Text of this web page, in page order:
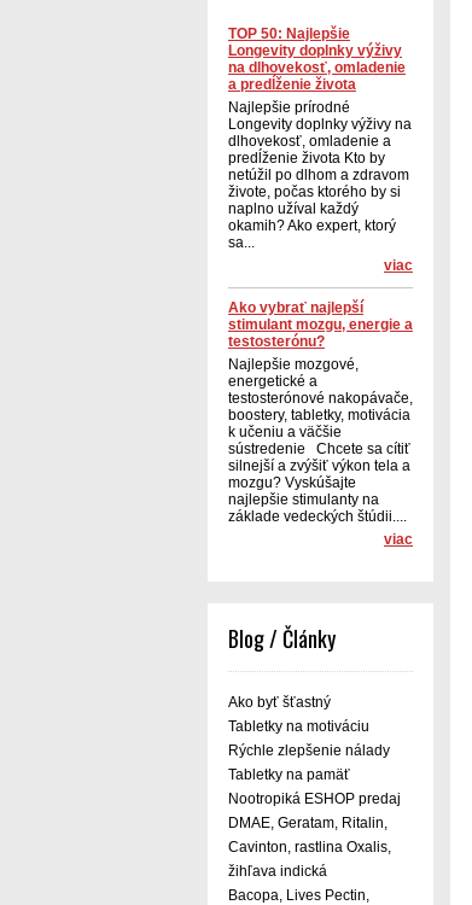
TOP 50: Najlepšie
Longevity doplnky výživy
na dlhovekosť, omladenie
a predĺženie života
Najlepšie prírodné
Longevity doplnky výživy na
dlhovekosť, omladenie a
predĺženie života Kto by
netúžil po dlhom a zdravom
živote, počas ktorého by si
naplno užíval každý
okamih? Ako expert, ktorý
sa...
viac
Ako vybrať najlepší
stimulant mozgu, energie a
testosterónu?
Najlepšie mozgové,
energetické a
testosterónové nakopávače,
boostery, tabletky, motivácia
k učeniu a väčšie
sústredenie Chcete sa cítiť
silnejší a zvýšiť výkon tela a
mozgu? Vyskúšajte
najlepšie stimulanty na
základe vedeckých štúdii....
viac
Blog / Články
Ako byť šťastný
Tabletky na motiváciu
Rýchle zlepšenie nálady
Tabletky na pamäť
Nootropiká ESHOP predaj
DMAE, Geratam, Ritalin,
Cavinton, rastlina Oxalis,
žihľava indická
Bacopa, Lives Pectin,